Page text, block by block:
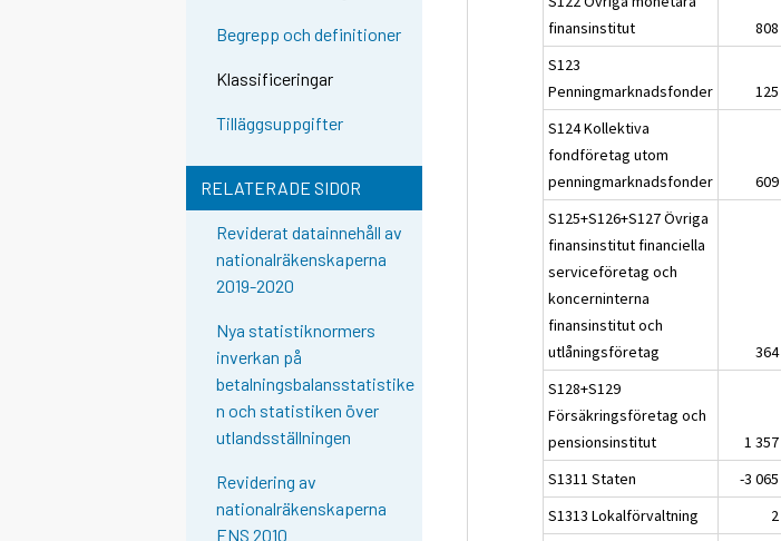
Begrepp och definitioner
Klassificeringar
Tilläggsuppgifter
RELATERADE SIDOR
Reviderat datainnehåll av
nationalräkenskaperna
2019-2020
Nya statistiknormers
inverkan på
betalningsbalansstatistike
n och statistiken över
utlandsställningen
Revidering av
nationalräkenskaperna
ENS 2010
finansinstitut
808
S123
Penningmarknadsfonder
125
S124 Kollektiva
fondföretag utom
penningmarknadsfonder
609
S125+S126+S127 Övriga
finansinstitut financiella
serviceföretag och
koncerninterna
finansinstitut och
utlåningsföretag
364
S128+S129
Försäkringsföretag och
pensionsinstitut
1 357
S1311 Staten
-3 065
S1313 Lokalförvaltning
2